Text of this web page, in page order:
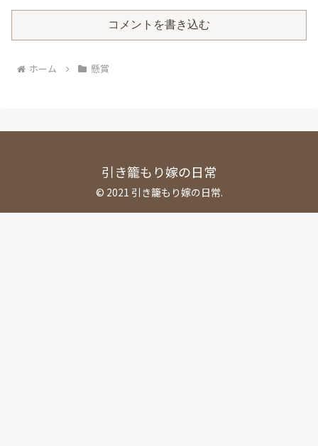
コメントを書き込む
ホーム 懸賞
引き籠もり嫁の日常
© 2021 引き籠もり嫁の日常.